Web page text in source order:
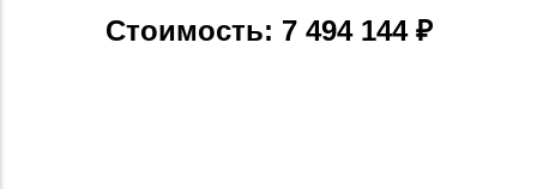
Стоимость: 7 494 144 ₽